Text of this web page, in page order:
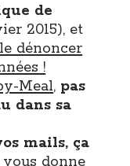
de
2015), et
dénoncer
!
Meal, pas
dans sa
mails, ça
donne